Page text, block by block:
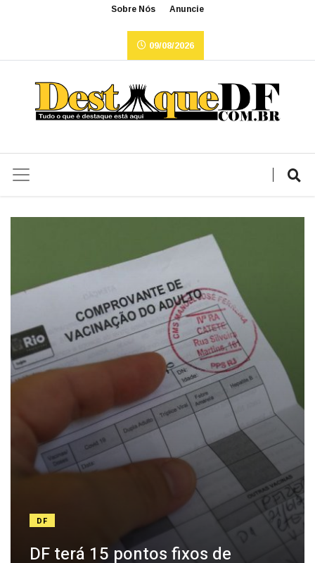
Sobre Nós Anuncie
09/08/2026
DF
DF terá 15 pontos fixos de